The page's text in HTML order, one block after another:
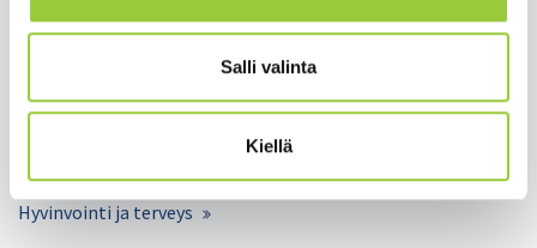
Salli valinta
Kiellä
Asuminen ja ympäristö
Varhaiskasvatus ja opetus
Matkailu ja vapaa-aika
Kunta ja hallinto
Hyvinvointi ja terveys